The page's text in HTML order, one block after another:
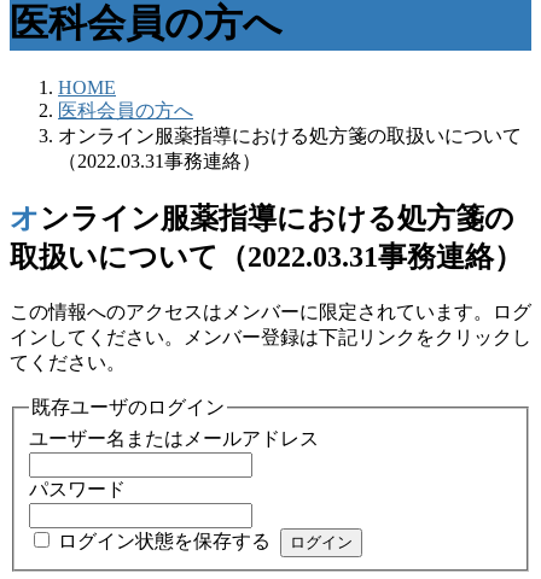
医科会員の方へ
HOME
医科会員の方へ
オンライン服薬指導における処方箋の取扱いについて
（2022.03.31事務連絡）
オンライン服薬指導における処方箋の
取扱いについて（2022.03.31事務連絡）
この情報へのアクセスはメンバーに限定されています。ログ
インしてください。メンバー登録は下記リンクをクリックし
てください。
既存ユーザのログイン
ユーザー名またはメールアドレス
パスワード
ログイン状態を保存する